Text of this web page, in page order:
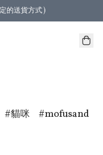
的送貨方式 )
貓咪
mofusand